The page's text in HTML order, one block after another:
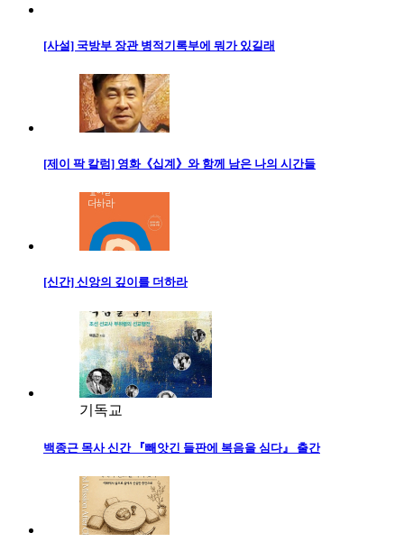
[사설] 국방부 장관 병적기록부에 뭐가 있길래
[제이 팍 칼럼] 영화《십계》와 함께 남은 나의 시간들
[신간] 신앙의 깊이를 더하라
기독교
백종근 목사 신간 『빼앗긴 들판에 복음을 심다』 출간